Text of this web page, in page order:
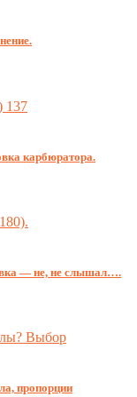
карбюратора.
— не, не слышал….
пропорции